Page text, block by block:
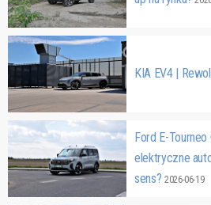
KIA EV4 |
Ford E-
elektryczne
sens? 2026-06-19